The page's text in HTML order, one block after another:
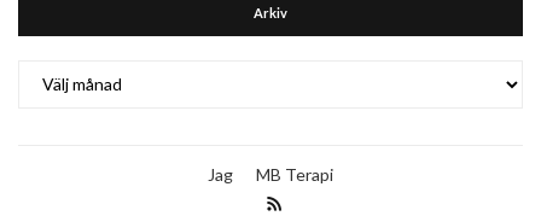
Arkiv
Jag MB Terapi